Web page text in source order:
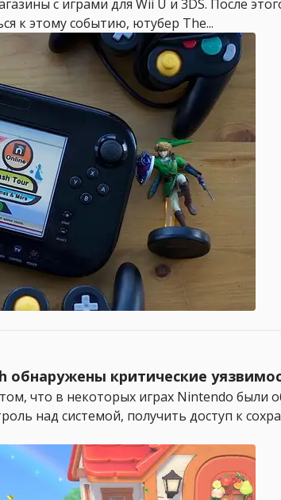
с играми для Wii U и 3DS. После
к этому событию, ютубер The...
обнаружены критические
что в некоторых играх Nintendo были
над системой, получить доступ к